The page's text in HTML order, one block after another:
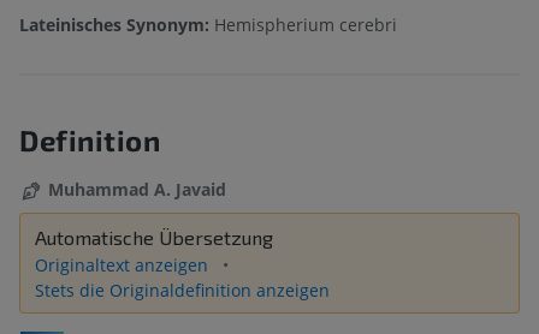
Lateinisches Synonym: Hemispherium cerebri
Definition
Muhammad A. Javaid
Automatische Übersetzung
Originaltext anzeigen
Stets die Originaldefinition anzeigen